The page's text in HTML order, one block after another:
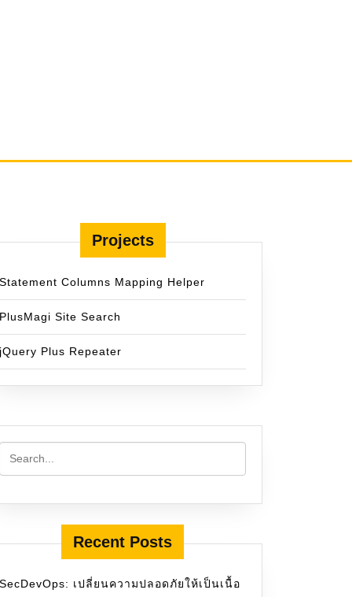
Projects
Statement Columns Mapping Helper
PlusMagi Site Search
jQuery Plus Repeater
Recent Posts
SecDevOps: เปลี่ยนความปลอดภัยให้เป็นเนื้อ